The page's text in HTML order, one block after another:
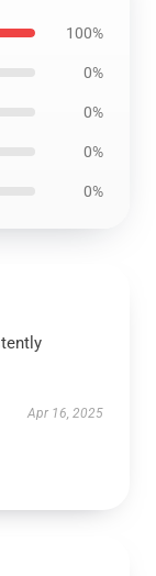
100%
0%
0%
0%
0%
Apr 16, 2025